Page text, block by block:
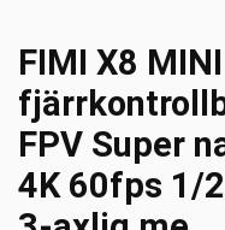
FIMI X8
FPV Super
4K 60fps 1/